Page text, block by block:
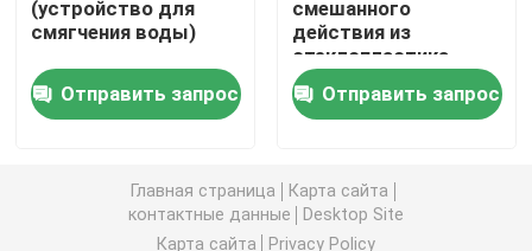
Промышленные системы очищения питьевой воды
Мобильный завод очистки воды
Пакет водоочистной станции
(устройство для
смягчения воды)
Отправить запрос
смешанного
действия из
стеклопластика
DN300 мм
Отправить запрос
Главная страница
Карта сайта
контактные данные
Desktop Site
Карта сайта
Privacy Policy